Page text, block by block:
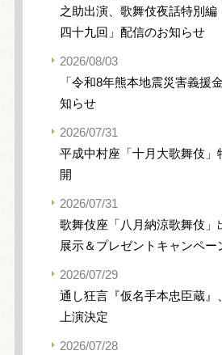
之助出演、歌舞伎夜話特別編
四十九回」配信のお知らせ
2026/08/03
「令和8年熊本地震災害義援
知らせ
2026/07/31
平成中村座「十月大歌舞伎」
開
2026/07/31
歌舞伎座「八月納涼歌舞伎」
展示＆プレゼントキャンペー
2026/07/29
通し狂言『仮名手本忠臣蔵』
上演決定
2026/07/28